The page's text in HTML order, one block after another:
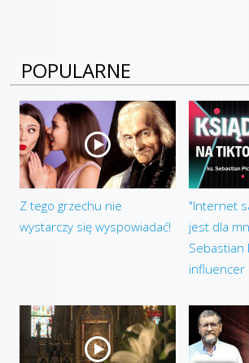
POPULARNE
Z tego grzechu nie
wystarczy się wyspowiadać!
"Internet
jest dla
Sebastian
influencer